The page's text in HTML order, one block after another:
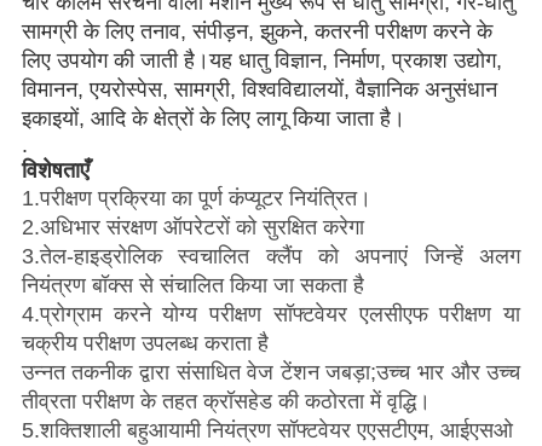
सामग्री के लिए तनाव, संपीड़न, झुकने, कतरनी परीक्षण करने के
लिए उपयोग की जाती है।यह धातु विज्ञान, निर्माण, प्रकाश उद्योग,
विमानन, एयरोस्पेस, सामग्री, विश्वविद्यालयों, वैज्ञानिक अनुसंधान
इकाइयों, आदि के क्षेत्रों के लिए लागू किया जाता है।
.
विशेषताएँ
1.परीक्षण प्रक्रिया का पूर्ण कंप्यूटर नियंत्रित।
2.अधिभार संरक्षण ऑपरेटरों को सुरक्षित करेगा
3.तेल-हाइड्रोलिक स्वचालित क्लैंप को अपनाएं जिन्हें अलग
नियंत्रण बॉक्स से संचालित किया जा सकता है
4.प्रोग्राम करने योग्य परीक्षण सॉफ्टवेयर एलसीएफ परीक्षण या
चक्रीय परीक्षण उपलब्ध कराता है
उन्नत तकनीक द्वारा संसाधित वेज टेंशन जबड़ा;उच्च भार और उच्च
तीव्रता परीक्षण के तहत क्रॉसहेड की कठोरता में वृद्धि।
5.शक्तिशाली बहुआयामी नियंत्रण सॉफ्टवेयर एएसटीएम, आईएसओ